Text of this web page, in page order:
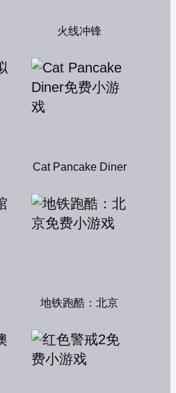
火线冲锋
Cat Pancake Diner
地铁跑酷：北京